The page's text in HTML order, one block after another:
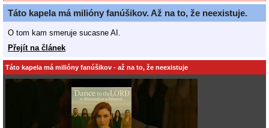
Táto kapela má milióny fanúšikov. Až na to, že neexistuje.
O tom kam smeruje sucasne AI.
Přejít na článek
Táto kapela má milióny fanúšikov - až na to, že neexistuje